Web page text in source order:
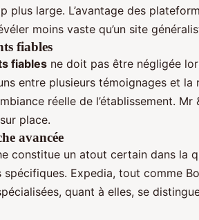
plus large. L’avantage des
moins vaste qu’un site
fiables
fiables ne doit pas être négligée
entre plusieurs témoignages et
réelle de l’établissement.
place.
avancée
constitue un atout certain dans la
Expedia, tout comme
quant à elles, se